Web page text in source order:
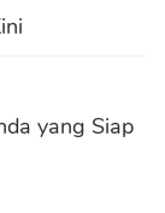
yang Siap